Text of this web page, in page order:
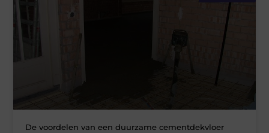
De voordelen van een duurzame cementdekvloer